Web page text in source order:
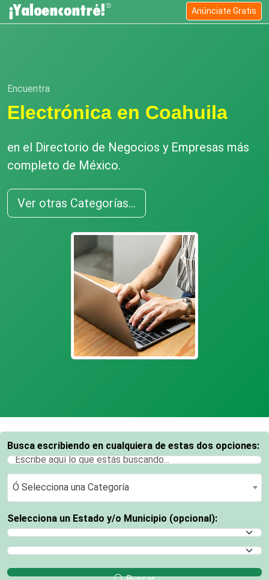
Anúnciate Gratis
Encuentra
Electrónica en Coahuila
en el Directorio de Negocios y Empresas más
completo de México.
Ver otras Categorías...
Busca escribiendo en cualquiera de estas dos opciones:
Ó Selecciona una Categoría
Ó Selecciona una Categoría
Selecciona un Estado y/o Municipio (opcional):
Selecciona un Estado
Selecciona un Municipio